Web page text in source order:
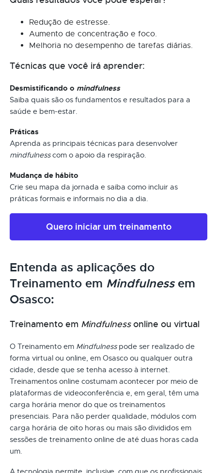
Redução de estresse.
Aumento de concentração e foco.
Melhoria no desempenho de tarefas diárias.
Técnicas que você irá aprender:
Desmistificando o mindfulness
Saiba quais são os fundamentos e resultados para a
saúde e bem-estar.
Práticas
Aprenda as principais técnicas para desenvolver
mindfulnesscom o apoio da respiração.
Mudança de hábito
Crie seu mapa da jornada e saiba como incluir as
práticas formais e informais no dia a dia.
Quero iniciar um treinamento
Entenda as aplicações do
Treinamento em Mindfulnessem
Osasco:
Treinamento em Mindfulnessonline ou virtual
O Treinamento em Mindfulnesspode ser realizado de
forma virtual ou online, em Osasco ou qualquer outra
cidade, desde que se tenha acesso à internet.
Treinamentos online costumam acontecer por meio de
plataformas de videoconferência e, em geral, têm uma
carga horária menor do que os treinamentos
presenciais. Para não perder qualidade, módulos com
carga horária de oito horas ou mais são divididos em
sessões de treinamento online de até duas horas cada
um.